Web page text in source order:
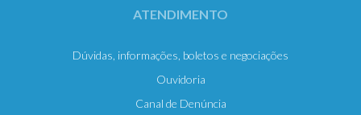
ATENDIMENTO
Dúvidas, informações, boletos e negociações
Ouvidoria
Canal de Denúncia